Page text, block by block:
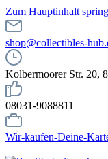
Zum Hauptinhalt
shop@collectibles-
Kolbermoorer Str. 20,
08031-9088811
Wir-kaufen-Deine-